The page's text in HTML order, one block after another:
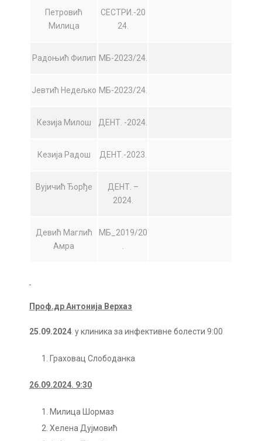
Петровић
Милица
СЕСТРИ.-20
24.
Радоњић Филип МБ-2023/24.
Јевтић Недељко МБ-2023/24.
Кезија Милош ДЕНТ. -2024.
Кезија Радош ДЕНТ.-2023.
Вујичић Ђорђе
ДЕНТ. –
2024.
Девић Маглић
Амра
МБ_2019/20
Проф.др Антонија Верхаз
25.09.2024 . у клиника за инфективне болести 9:00
Граховац Слободанка
26.09.2024. 9:30
Милица Шормаз
Хелена Дујмовић